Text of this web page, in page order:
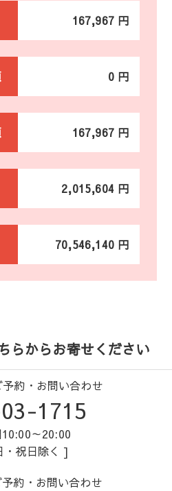
167,967 円
0 円
167,967 円
2,015,604 円
70,546,140 円
らからお寄せください
約・お問い合わせ
1715
～20:00
・祝日除く ]
約・お問い合わせ